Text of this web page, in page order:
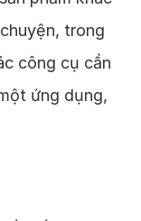
trong
công cụ cần
ứng dụng,